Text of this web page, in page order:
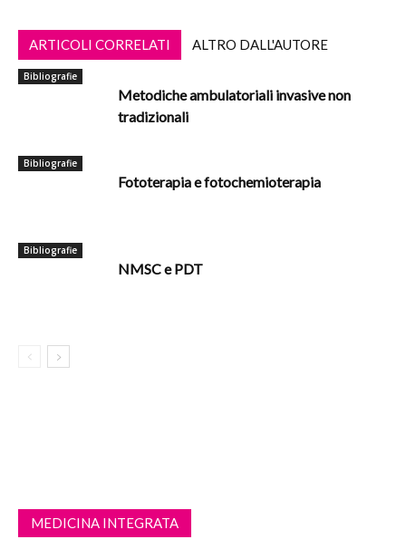
ARTICOLI CORRELATI ALTRO DALL'AUTORE
Bibliografie
Metodiche ambulatoriali invasive non
tradizionali
Bibliografie
Fototerapia e fotochemioterapia
Bibliografie
NMSC e PDT
MEDICINA INTEGRATA